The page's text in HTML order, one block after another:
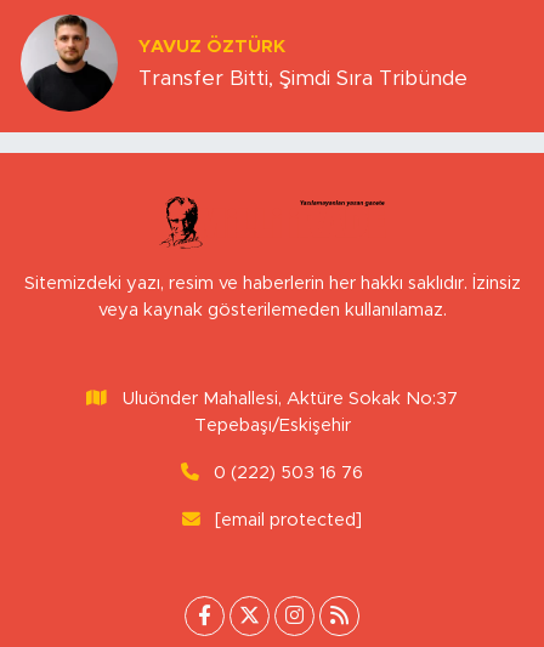
YAVUZ ÖZTÜRK
Transfer Bitti, Şimdi Sıra Tribünde
Sitemizdeki yazı, resim ve haberlerin her hakkı saklıdır. İzinsiz
veya kaynak gösterilemeden kullanılamaz.
Uluönder Mahallesi, Aktüre Sokak No:37
Tepebaşı/Eskişehir
0 (222) 503 16 76
[email protected]